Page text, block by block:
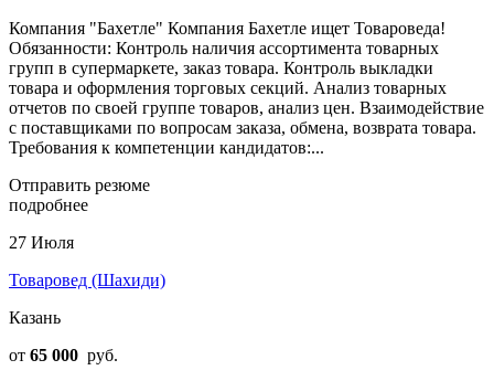
Компания "Бахетле" Компания Бахетле ищет Товароведа!
Обязанности: Контроль наличия ассортимента товарных
групп в супермаркете, заказ товара. Контроль выкладки
товара и оформления торговых секций. Анализ товарных
отчетов по своей группе товаров, анализ цен. Взаимодействие
с поставщиками по вопросам заказа, обмена, возврата товара.
Требования к компетенции кандидатов:...
Отправить резюме
подробнее
27 Июля
Товаровед (Шахиди)
Казань
от 65 000 руб.